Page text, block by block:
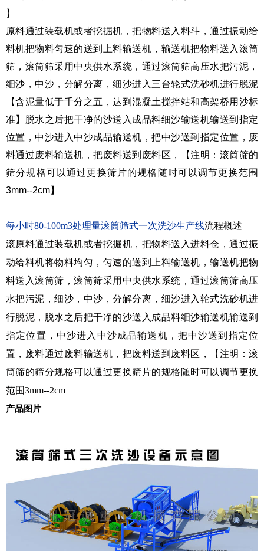
】
原料通过装载机或者挖掘机，把物料送入料斗，通过振动给
料机把物料匀速的送到上料输送机，输送机把物料送入滚筒
筛，滚筒筛采用中央供水系统，通过滚筒筛高压水把污泥，
细沙，中沙，分解分离，细沙进入三台轮式洗砂机进行脱泥
【含泥量低于千分之五，达到混凝土搅拌站和高架桥用沙标
准】脱水之后把干净的沙送入成品料细沙输送机输送到指定
位置，中沙进入中沙成品输送机，把中沙送到指定位置，废
料通过废料输送机，把废料送到废料区，【注明：滚筒筛的
筛分规格可以通过更换筛片的规格随时可以调节更换范围
3mm--2cm】
每小时80-100m3处理量滚筒筛式一次洗沙生产线流程概述
滚原料通过装载机或者挖掘机，把物料送入进料仓，通过振
动给料机将物料均匀，匀速的送到上料输送机，输送机把物
料送入滚筒筛，滚筒筛采用中央供水系统，通过滚筒筛高压
水把污泥，细沙，中沙，分解分离，细沙进入轮式洗砂机进
行脱泥，脱水之后把干净的沙送入成品料细沙输送机输送到
指定位置，中沙进入中沙成品输送机，把中沙送到指定位
置，废料通过废料输送机，把废料送到废料区，【注明：滚
筒筛的筛分规格可以通过更换筛片的规格随时可以调节更换
范围3mm--2cm
产品图片